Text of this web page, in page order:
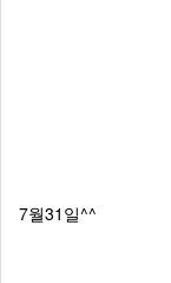
7월31일^^